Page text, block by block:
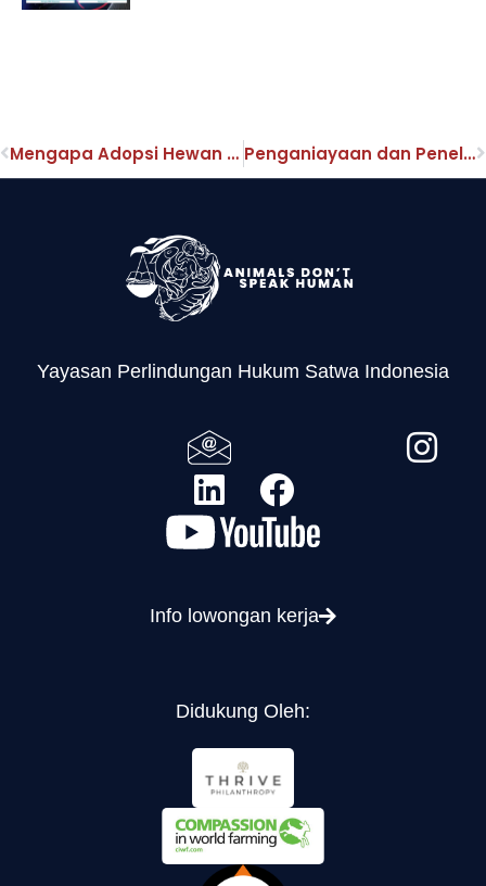
Mengapa Adopsi Hewan Adalah Pilihan yang Etis Penganiayaan dan Penelantaran Hewan dalam Perspektif Hukum Indonesia
Yayasan Perlindungan Hukum Satwa Indonesia
Info lowongan kerja
Didukung Oleh: